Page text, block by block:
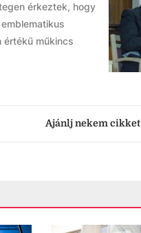
érkeztek, hogy
értékű műkincs
Ajánlj nekem cikket